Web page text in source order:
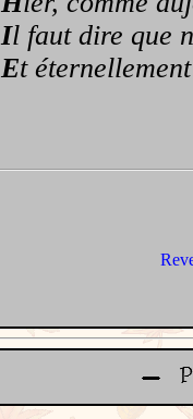
Il faut dire que
Et